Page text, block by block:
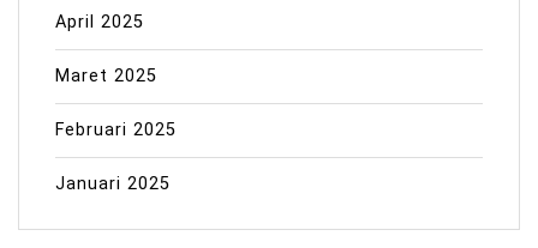
April 2025
Maret 2025
Februari 2025
Januari 2025